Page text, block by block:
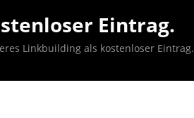
Eintrag.
Linkbuilding als kostenloser Eintrag.